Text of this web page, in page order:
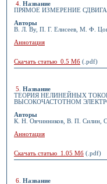
4 Название
ПРЯМОЕ ИЗМЕРЕНИЕ
Авторы
В. Л. Ву, П. Г. Елисеев, М. Ф.
Аннотация
Скачать статью 0.5 Мб (.pdf)
5
Название
ТЕОРИЯ НЕЛИНЕЙНЫХ
ВЫСОКОЧАСТОТНОМ
Авторы
К. Н. Овчинников, В. П. Силин,
Аннотация
Скачать статью 1.05 Мб (.pdf)
6 Название